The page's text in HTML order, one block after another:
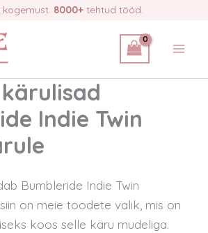
8000+ tehtud tööd.
Indie Twin
Bumbleride Indie Twin
on meie toodete valik, mis on
koos selle käru mudeliga.